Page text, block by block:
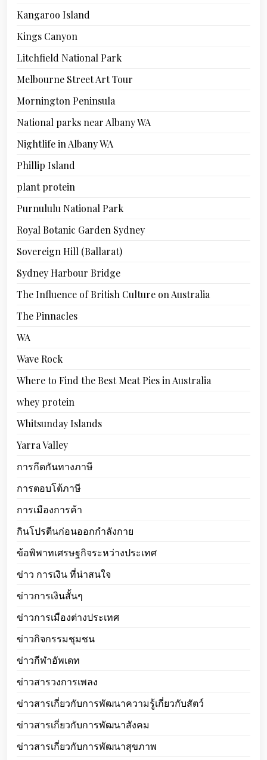
Kangaroo Island
Kings Canyon
Litchfield National Park
Melbourne Street Art Tour
Mornington Peninsula
National parks near Albany WA
Nightlife in Albany WA
Phillip Island
plant protein
Purnululu National Park
Royal Botanic Garden Sydney
Sovereign Hill (Ballarat)
Sydney Harbour Bridge
The Influence of British Culture on Australia
The Pinnacles
WA
Wave Rock
Where to Find the Best Meat Pies in Australia
whey protein
Whitsunday Islands
Yarra Valley
การกีดกันทางภาษี
การตอบโต้ภาษี
การเมืองการค้า
กินโปรตีนก่อนออกกำลังกาย
ข้อพิพาทเศรษฐกิจระหว่างประเทศ
ข่าว การเงิน ที่น่าสนใจ
ข่าวการเงินสั้นๆ
ข่าวการเมืองต่างประเทศ
ข่าวกิจกรรมชุมชน
ข่าวกีฬาอัพเดท
ข่าวสารวงการเพลง
ข่าวสารเกี่ยวกับการพัฒนาความรู้เกี่ยวกับสัตว์
ข่าวสารเกี่ยวกับการพัฒนาสังคม
ข่าวสารเกี่ยวกับการพัฒนาสุขภาพ